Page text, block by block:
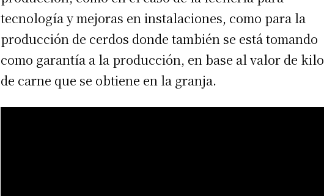
tecnología y mejoras en instalaciones, como para la
producción de cerdos donde también se está tomando
como garantía a la producción, en base al valor de kilo
de carne que se obtiene en la granja.